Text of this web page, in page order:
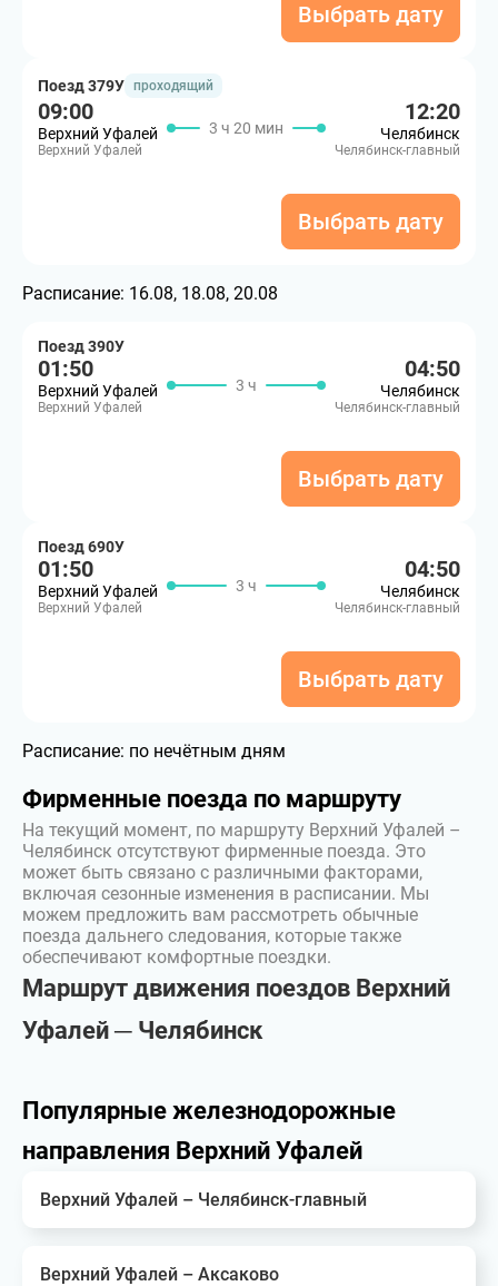
Выбрать дату
Поезд 379У проходящий
09:00
Верхний Уфалей
Верхний Уфалей
3 ч 20 мин
12:20
Челябинск
Челябинск-главный
Выбрать дату
Расписание: 16.08, 18.08, 20.08
Поезд 390У
01:50
Верхний Уфалей
Верхний Уфалей
3 ч
04:50
Челябинск
Челябинск-главный
Выбрать дату
Поезд 690У
01:50
Верхний Уфалей
Верхний Уфалей
3 ч
04:50
Челябинск
Челябинск-главный
Выбрать дату
Расписание: по нечётным дням
Фирменные поезда по маршруту
На текущий момент, по маршруту Верхний Уфалей –
Челябинск отсутствуют фирменные поезда. Это
может быть связано с различными факторами,
включая сезонные изменения в расписании. Мы
можем предложить вам рассмотреть обычные
поезда дальнего следования, которые также
обеспечивают комфортные поездки.
Маршрут движения поездов Верхний
Уфалей ─ Челябинск
Популярные железнодорожные
направления Верхний Уфалей
Верхний Уфалей – Челябинск-главный
Верхний Уфалей – Аксаково